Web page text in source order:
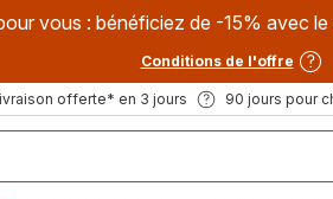
vous : bénéficiez de -15% avec
Conditions de l'offre
offerte* en 3 jours 90 jours pour